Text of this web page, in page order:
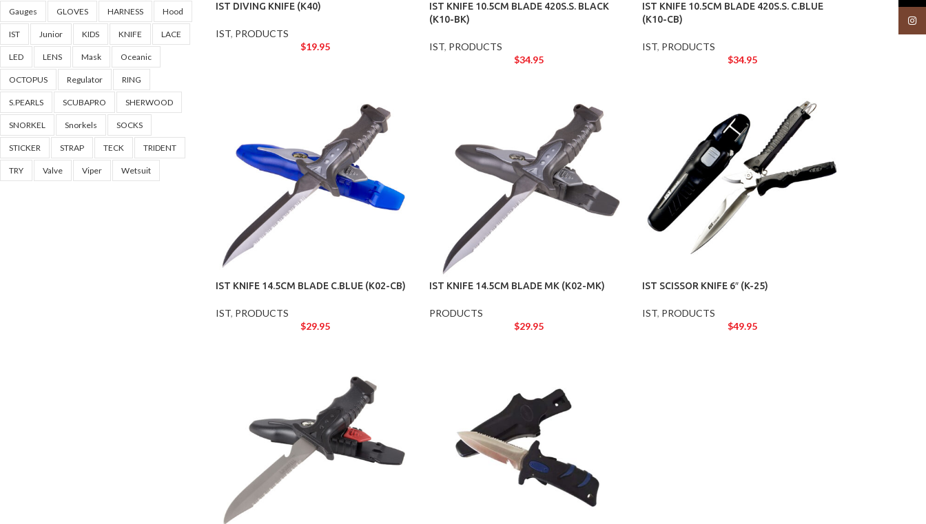
Gauges GLOVES HARNESS Hood
IST Junior KIDS KNIFE LACE
LED LENS Mask Oceanic
OCTOPUS Regulator RING
S.PEARLS SCUBAPRO SHERWOOD
SNORKEL Snorkels SOCKS
STICKER STRAP TECK TRIDENT
TRY Valve Viper Wetsuit
IST DIVING KNIFE (K40)
IST, PRODUCTS
$19.95
IST KNIFE 10.5CM BLADE 420S.S. BLACK
(K10-BK)
IST, PRODUCTS
$34.95
IST KNIFE 10.5CM BLADE 420S.S. C.BLUE
(K10-CB)
IST, PRODUCTS
$34.95
IST KNIFE 14.5CM BLADE C.BLUE (K02-CB)
IST, PRODUCTS
$29.95
IST KNIFE 14.5CM BLADE MK (K02-MK)
PRODUCTS
$29.95
IST SCISSOR KNIFE 6″ (K-25)
IST, PRODUCTS
$49.95